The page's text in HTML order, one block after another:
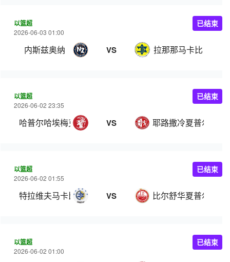
以篮超
2026-06-03 01:00
内斯兹奥纳 VS 拉那那马卡比
已结束
以篮超
2026-06-02 23:35
哈普尔哈埃梅克 VS 耶路撒冷夏普尔
已结束
以篮超
2026-06-02 01:55
特拉维夫马卡比 VS 比尔舒华夏普尔
已结束
以篮超
2026-06-02 01:00
已结束